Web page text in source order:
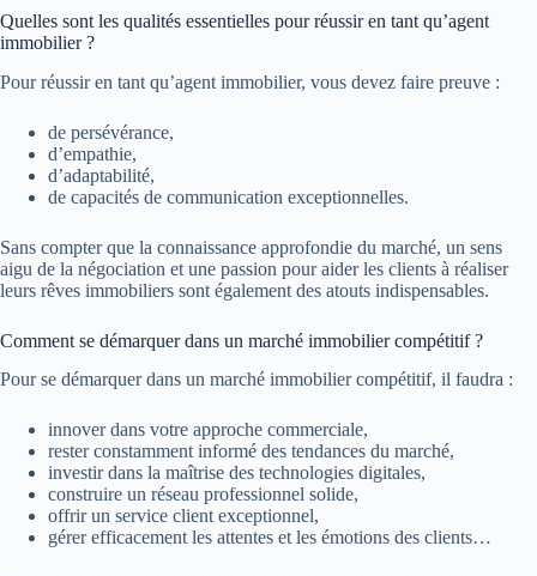
Quelles sont les qualités essentielles pour réussir en tant qu’agent
immobilier ?
Pour réussir en tant qu’agent immobilier, vous devez faire preuve :
de persévérance,
d’empathie,
d’adaptabilité,
de capacités de communication exceptionnelles.
Sans compter que la connaissance approfondie du marché, un sens
aigu de la négociation et une passion pour aider les clients à réaliser
leurs rêves immobiliers sont également des atouts indispensables.
Comment se démarquer dans un marché immobilier compétitif ?
Pour se démarquer dans un marché immobilier compétitif, il faudra :
innover dans votre approche commerciale,
rester constamment informé des tendances du marché,
investir dans la maîtrise des technologies digitales,
construire un réseau professionnel solide,
offrir un service client exceptionnel,
gérer efficacement les attentes et les émotions des clients…